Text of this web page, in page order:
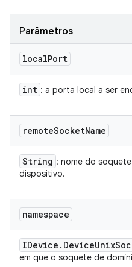
Parâmetros
localPort
int : a porta local a ser
remoteSocketName
String : nome do
dispositivo.
namespace
IDevice . DeviceUnix
em que o soquete de